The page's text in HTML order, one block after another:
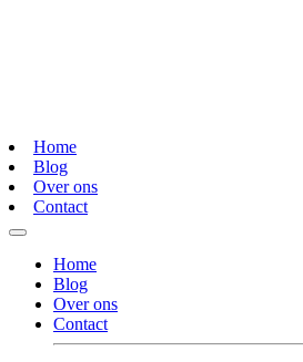
Home
Blog
Over ons
Contact
Home
Blog
Over ons
Contact